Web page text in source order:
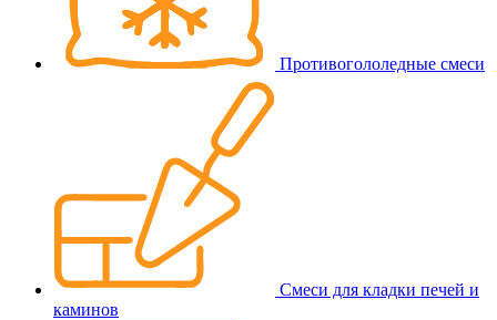
Противогололедные смеси
Смеси для кладки печей и
каминов